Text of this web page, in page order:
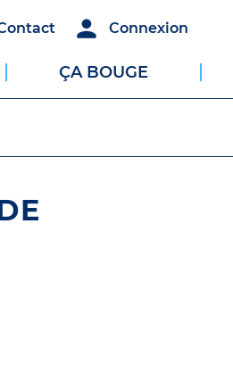
Header
Connexion
Connexion
ÇA BOUGE